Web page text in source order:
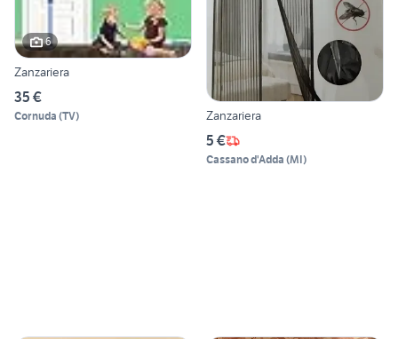
6
Zanzariera
35 €
Cornuda (TV) Zanzariera
5 €
Cassano d'Adda (MI)